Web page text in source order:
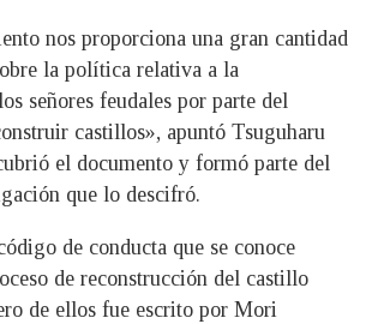
nos proporciona una gran cantidad
la política relativa a la
señores feudales por parte del
castillos», apuntó Tsuguharu
el documento y formó parte del
que lo descifró.
de conducta que se conoce
de reconstrucción del castillo
de ellos fue escrito por Mori